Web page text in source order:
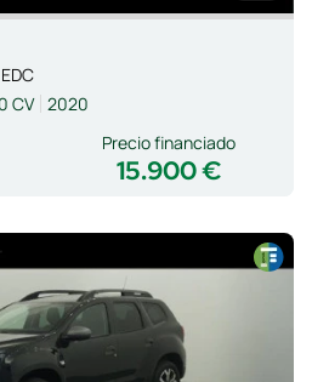
CV 2020
15.900 €
Precio financiado